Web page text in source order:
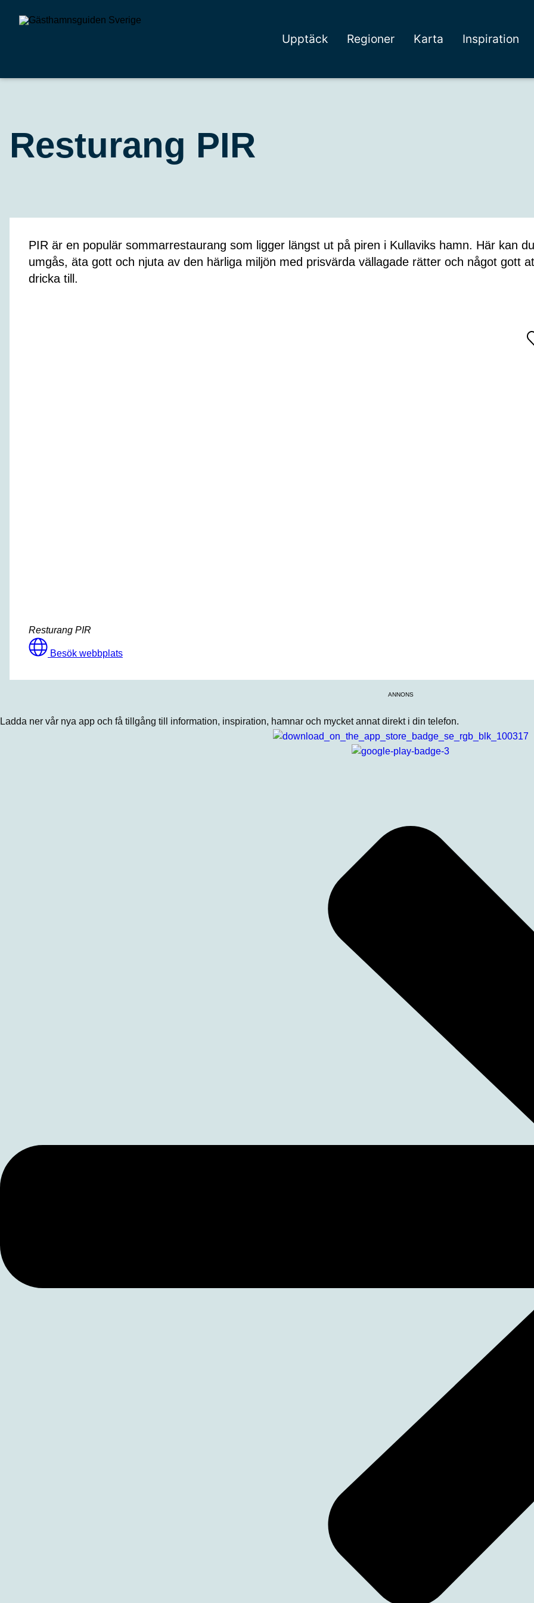
Upptäck Regioner Karta Inspiration
Resturang PIR
PIR är en populär sommarrestaurang som ligger längst ut på piren i Kullaviks hamn. Här kan du
umgås, äta gott och njuta av den härliga miljön med prisvärda vällagade rätter och något gott
dricka till.
Resturang PIR
Besök webbplats
ANNONS
Ladda ner vår nya app och få tillgång till information, inspiration, hamnar och mycket annat direkt i din telefon.